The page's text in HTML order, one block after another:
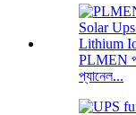
PLMEN
প্যানেল...